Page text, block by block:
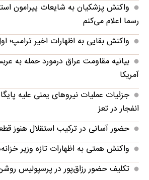
واکنش پزشکیان به شایعات پیرامون
رسما اعلام می‌کنم
واکنش بقایی به اظهارات اخیر ترامپ؛
بیانیه مقاومت عراق درمورد حمله به
آمریکا
جزئیات عملیات نیروهای یمنی علیه
انفجار در تعز
حضور آسانی در ترکیب استقلال هنوز
واکنش همتی به اظهارات تازه وزیر
تکلیف حضور رزاق‌پور در پرسپولیس